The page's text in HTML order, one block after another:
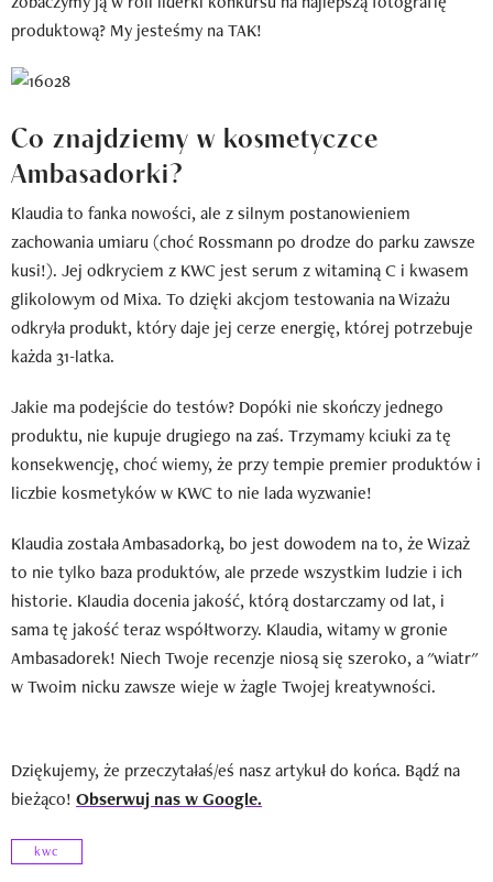
produktową? My jesteśmy na TAK!
Co znajdziemy w kosmetyczce
Ambasadorki?
Klaudia to fanka nowości, ale z silnym postanowieniem
zachowania umiaru (choć Rossmann po drodze do parku zawsze
kusi!). Jej odkryciem z KWC jest serum z witaminą C i kwasem
glikolowym od Mixa. To dzięki akcjom testowania na Wizażu
odkryła produkt, który daje jej cerze energię, której potrzebuje
każda 31-latka.
Jakie ma podejście do testów? Dopóki nie skończy jednego
produktu, nie kupuje drugiego na zaś. Trzymamy kciuki za tę
konsekwencję, choć wiemy, że przy tempie premier produktów i
liczbie kosmetyków w KWC to nie lada wyzwanie!
Klaudia została Ambasadorką, bo jest dowodem na to, że Wizaż
to nie tylko baza produktów, ale przede wszystkim ludzie i ich
historie. Klaudia docenia jakość, którą dostarczamy od lat, i
sama tę jakość teraz współtworzy. Klaudia, witamy w gronie
Ambasadorek! Niech Twoje recenzje niosą się szeroko, a "wiatr"
w Twoim nicku zawsze wieje w żagle Twojej kreatywności.
Dziękujemy, że przeczytałaś/eś nasz artykuł do końca. Bądź na
bieżąco! Obserwuj nas w Google.
kwc